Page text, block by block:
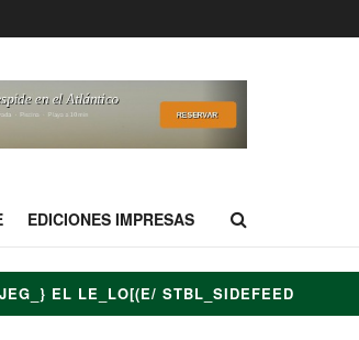
EDICIONES IMPRESAS
EL LE_LO[(E/ STBL_SIDEFEED